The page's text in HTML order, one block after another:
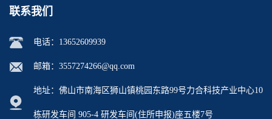
联系我们
电话： 13652609939
邮箱： 3557274266@qq.com
地址：佛山市南海区狮山镇桃园东路99号力合科技产业中心10
栋研发车间 905-4 研发车间(住所申报)座五楼7号